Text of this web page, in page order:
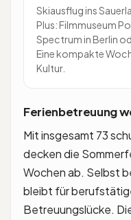
Skiausflug ins
Plus: Filmmuseum
Spectrum in Berlin
Eine kompakte
Kultur.
Ferienbetreuung
Mit insgesamt 73
decken die
Wochen ab. Selbst
bleibt für
Betreuungslücke.